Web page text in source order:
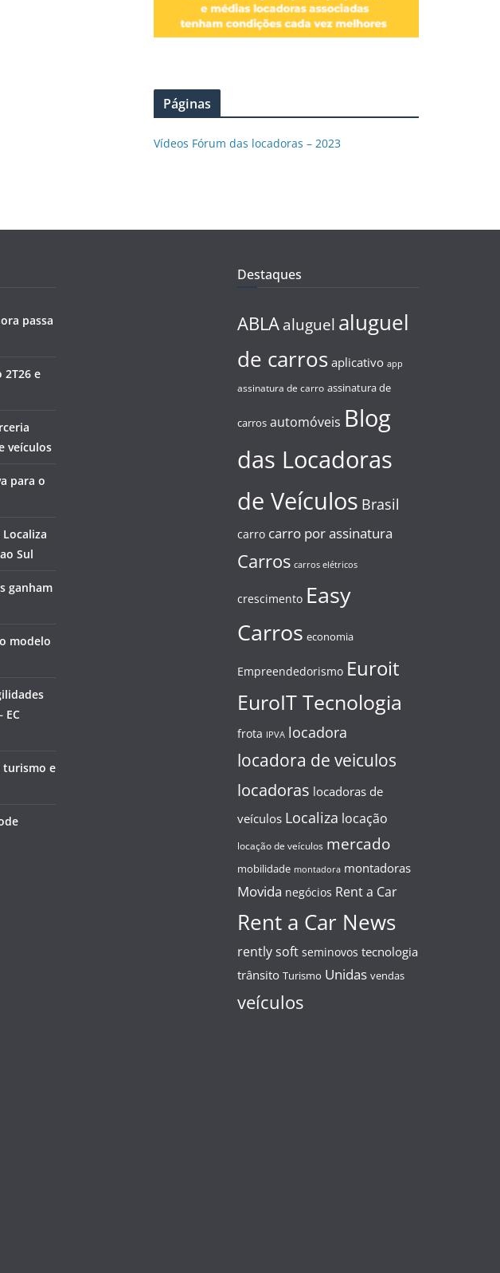
Páginas
Vídeos Fórum das locadoras – 2023
passa
2T26 e
veículos
para o
Sul
ganham
modelo
EC
turismo e
Destaques
ABLA aluguel aluguel
de carros aplicativo app
assinatura de carro assinatura de
carros automóveis Blog
das Locadoras
de Veículos Brasil
carro carro por assinatura
Carros carros elétricos
crescimento Easy
Carros economia
Empreendedorismo Euroit
EuroIT Tecnologia
frota IPVA locadora
locadora de veiculos
locadoras locadoras de
veículos Localiza locação
locação de veículos mercado
mobilidade montadora montadoras
Movida negócios Rent a Car
Rent a Car News
rently soft seminovos tecnologia
trânsito Turismo Unidas vendas
veículos